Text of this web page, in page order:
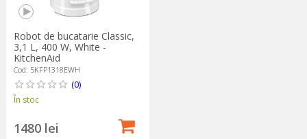
Robot de bucatarie Classic,
3,1 L, 400 W, White -
KitchenAid
Cod: 5KFP1318EWH
(0)
În stoc
1480 lei